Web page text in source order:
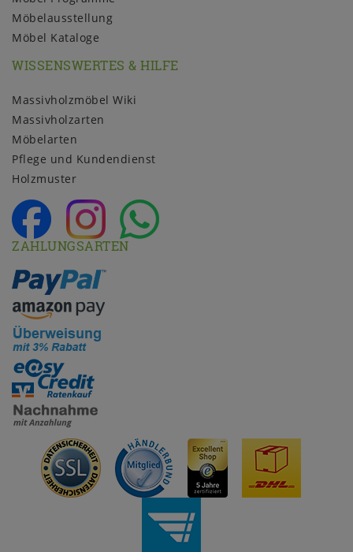
Möbelausstellung
Möbel Kataloge
WISSENSWERTES & HILFE
Massivholzmöbel Wiki
Massivholzarten
Möbelarten
Pflege und Kundendienst
Holzmuster
ZAHLUNGSARTEN